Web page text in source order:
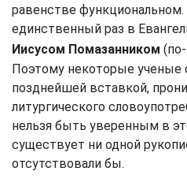
равенстве
единственный раз в
Иисусом Помазанником
Поэтому некоторые ученые
позднейшей вставкой,
литургического
нельзя быть уверенным в
существует ни одной
отсутствовали бы.